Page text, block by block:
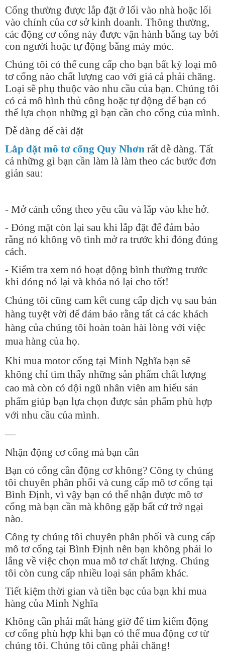
Cổng thường được lắp đặt ở lối vào nhà hoặc lối
vào chính của cơ sở kinh doanh. Thông thường,
các động cơ cổng này được vận hành bằng tay bởi
con người hoặc tự động bằng máy móc.
Chúng tôi có thể cung cấp cho bạn bất kỳ loại mô
tơ cổng nào chất lượng cao với giá cả phải chăng.
Loại sẽ phụ thuộc vào nhu cầu của bạn. Chúng tôi
có cả mô hình thủ công hoặc tự động để bạn có
thể lựa chọn những gì bạn cần cho cổng của mình.
Dễ dàng để cài đặt
Lắp đặt mô tơ cổng Quy Nhơn rất dễ dàng. Tất
cả những gì bạn cần làm là làm theo các bước đơn
giản sau:
- Mở cánh cổng theo yêu cầu và lắp vào khe hở.
- Đóng mặt còn lại sau khi lắp đặt để đảm bảo
rằng nó không vô tình mở ra trước khi đóng đúng
cách.
- Kiểm tra xem nó hoạt động bình thường trước
khi đóng nó lại và khóa nó lại cho tốt!
Chúng tôi cũng cam kết cung cấp dịch vụ sau bán
hàng tuyệt vời để đảm bảo rằng tất cả các khách
hàng của chúng tôi hoàn toàn hài lòng với việc
mua hàng của họ.
Khi mua motor cổng tại Minh Nghĩa bạn sẽ
không chỉ tìm thấy những sản phẩm chất lượng
cao mà còn có đội ngũ nhân viên am hiểu sản
phẩm giúp bạn lựa chọn được sản phẩm phù hợp
với nhu cầu của mình.
—
Nhận động cơ cổng mà bạn cần
Bạn có cổng cần động cơ không? Công ty chúng
tôi chuyên phân phối và cung cấp mô tơ cổng tại
Bình Định, vì vậy bạn có thể nhận được mô tơ
cổng mà bạn cần mà không gặp bất cứ trở ngại
nào.
Công ty chúng tôi chuyên phân phối và cung cấp
mô tơ cổng tại Bình Định nên bạn không phải lo
lắng về việc chọn mua mô tơ chất lượng. Chúng
tôi còn cung cấp nhiều loại sản phẩm khác.
Tiết kiệm thời gian và tiền bạc của bạn khi mua
hàng của Minh Nghĩa
Không cần phải mất hàng giờ để tìm kiếm động
cơ cổng phù hợp khi bạn có thể mua động cơ từ
chúng tôi. Chúng tôi cũng phải chăng!